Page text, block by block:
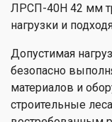
ЛРСП-40Н 42 мм
нагрузки и
Допустимая
безопасно
материалов и
строительные